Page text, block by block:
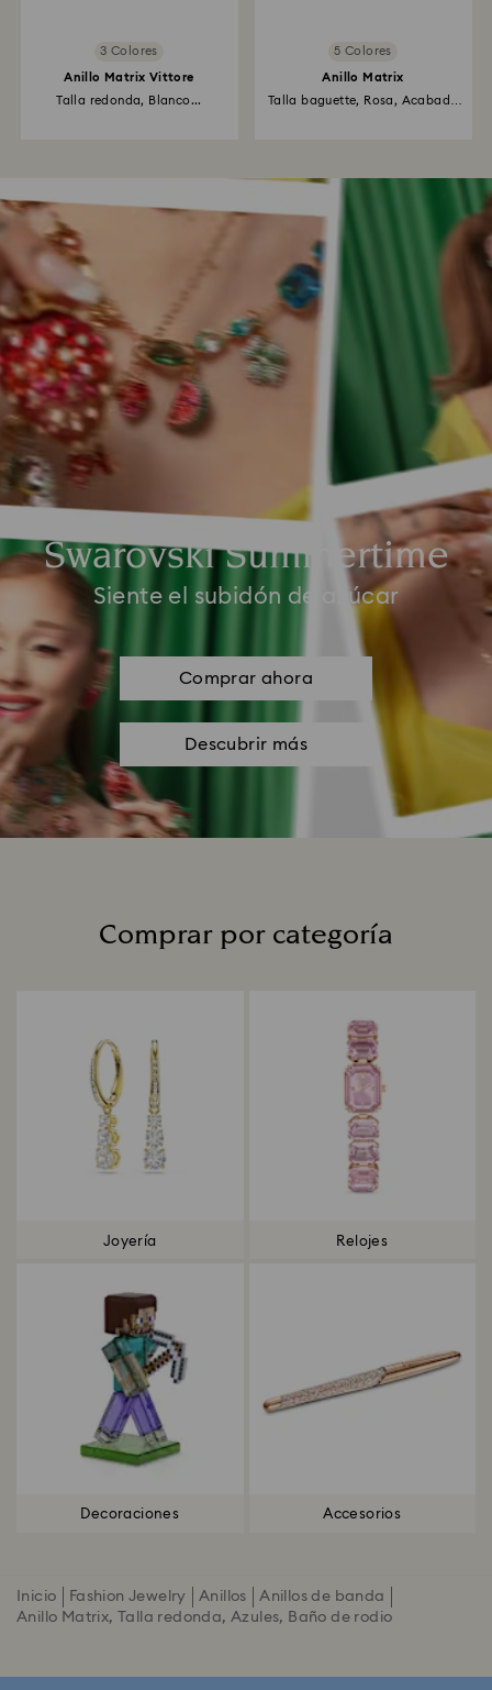
3 Colores
Anillo Matrix Vittore
Talla redonda, Blanco...
5 Colores
Anillo Matrix
Talla baguette, Rosa, Acabado
Swarovski Summertime
Siente el subidón de azúcar
Comprar ahora
Descubrir más
Comprar por categoría
Joyería Relojes
Decoraciones Accesorios
Inicio Fashion Jewelry Anillos
Anillos de banda
Anillo Matrix, Talla redonda, Azules, Baño de rodio